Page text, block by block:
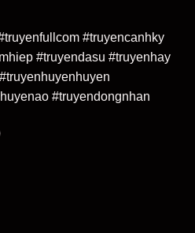
#truyencanhky
#truyendasu #truyenhay
#truyendongnhan